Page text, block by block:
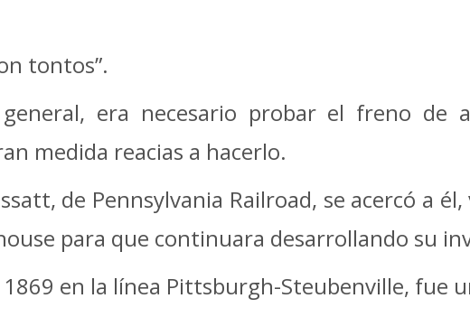
tontos”.
era necesario probar el freno de
medida reacias a hacerlo.
de Pennsylvania Railroad, se acercó a
para que continuara desarrollando su
en la línea Pittsburgh-Steubenville, fue